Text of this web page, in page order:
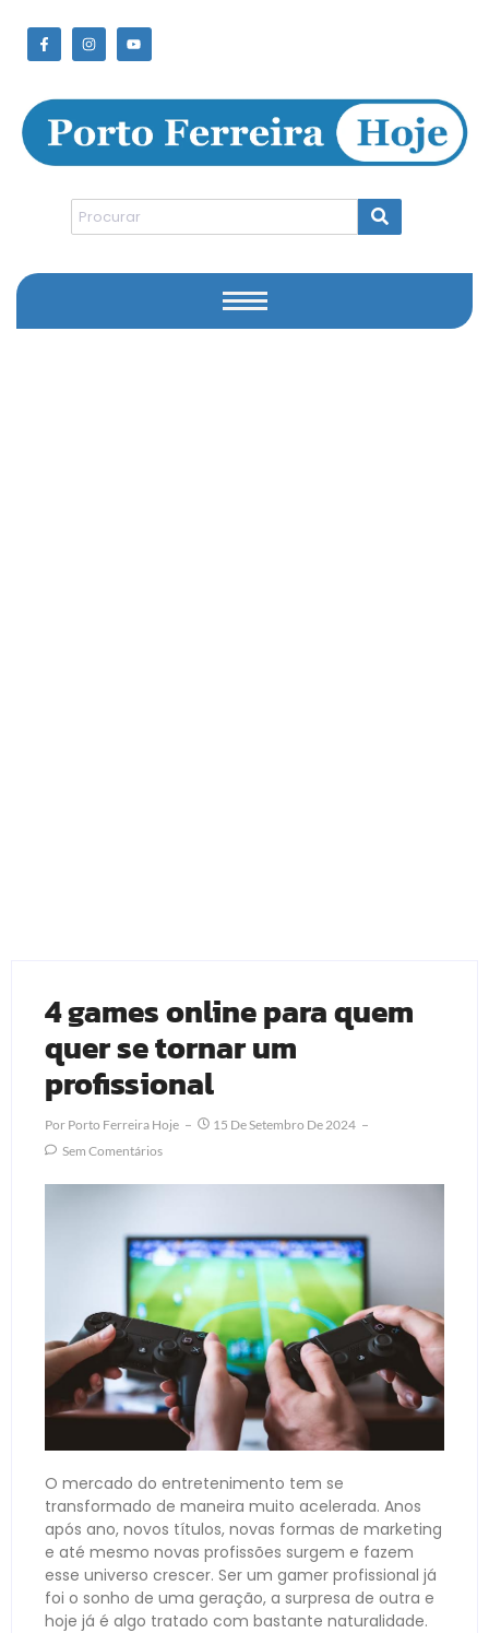
4 games online para quem
quer se tornar um
profissional
Por Porto Ferreira Hoje
15 De Setembro De 2024
Sem Comentários
O mercado do entretenimento tem se
transformado de maneira muito acelerada. Anos
após ano, novos títulos, novas formas de marketing
e até mesmo novas profissões surgem e fazem
esse universo crescer. Ser um gamer profissional já
foi o sonho de uma geração, a surpresa de outra e
hoje já é algo tratado com bastante naturalidade.